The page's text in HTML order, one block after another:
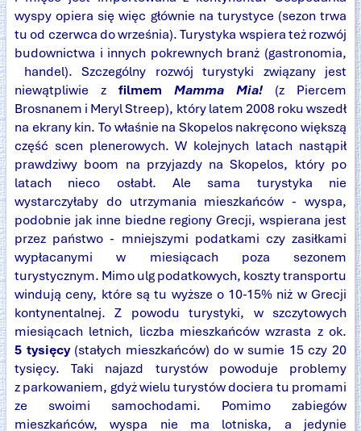
wyspy opiera się więc głównie na turystyce (sezon trwa
tu od czerwca do września). Turystyka wspiera też rozwój
budownictwa i innych pokrewnych branż (gastronomia,
handel). Szczególny rozwój turystyki związany jest
niewątpliwie z filmem Mamma Mia! (z Piercem
Brosnanem i Meryl Streep), który latem 2008 roku wszedł
na ekrany kin. To właśnie na Skopelos nakręcono większą
część scen plenerowych. W kolejnych latach nastąpił
prawdziwy boom na przyjazdy na Skopelos, który po
latach nieco osłabł. Ale sama turystyka nie
wystarczyłaby do utrzymania mieszkańców - wyspa,
podobnie jak inne biedne regiony Grecji, wspierana jest
przez państwo - mniejszymi podatkami czy zasiłkami
wypłacanymi w miesiącach poza sezonem
turystycznym. Mimo ulg podatkowych, koszty transportu
windują ceny, które są tu wyższe o 10-15% niż w Grecji
kontynentalnej. Z powodu turystyki, w szczytowych
miesiącach letnich, liczba mieszkańców wzrasta z ok.
5 tysięcy(stałych mieszkańców) do w sumie 15 czy 20
tysięcy. Taki najazd turystów powoduje problemy
z parkowaniem, gdyż wielu turystów dociera tu promami
ze swoimi samochodami. Pomimo zabiegów
mieszkańców, wyspa nie ma lotniska, a jedynie